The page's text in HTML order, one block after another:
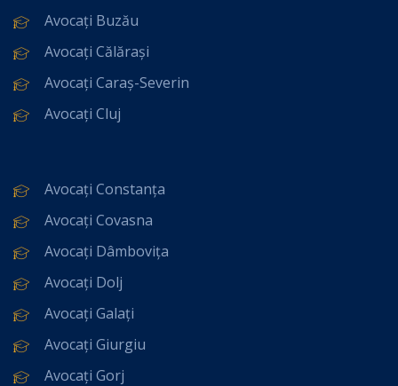
Avocați Buzău
Avocați Călărași
Avocați Caraș-Severin
Avocați Cluj
Avocați Constanța
Avocați Covasna
Avocați Dâmbovița
Avocați Dolj
Avocați Galați
Avocați Giurgiu
Avocați Gorj